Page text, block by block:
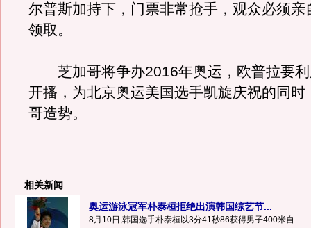
尔普斯加持下，门票非常抢手，观众必须亲
领取。
芝加哥将争办2016年奥运，欧普拉要利
开播，为北京奥运美国选手凯旋庆祝的同时
哥造势。
相关新闻
奥运游泳冠军朴泰桓拒绝出演韩国综艺节...
8月10日,韩国选手朴泰桓以3分41秒86获得男子400米自